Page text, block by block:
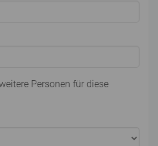
Personen für diese